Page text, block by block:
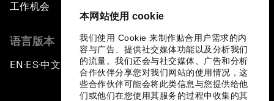
本网站使用 cookie
我们使用 Cookie 来制作贴合用户需求的内
容与广告、提供社交媒体功能以及分析我们
的流量。我们还会与社交媒体、广告和分析
合作伙伴分享您对我们网站的使用情况，这
些合作伙伴可能会将此类信息与您提供给他
们或他们在您使用其服务的过程中收集的其
工作机会
语言版本
EN ▪ ES▪中文▪ 日本語